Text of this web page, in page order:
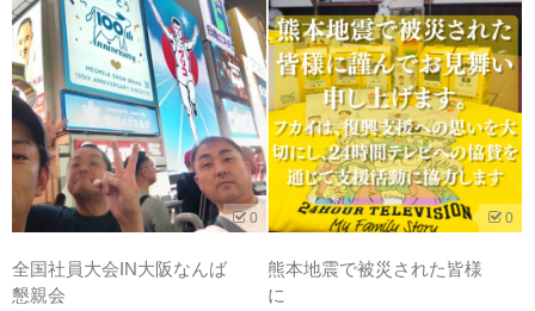
0
全国社員大会IN大阪なんば
懇親会
0
熊本地震で被災された皆様
に